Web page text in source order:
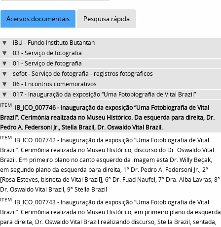
Acervos documentais Pesquisa rápida
IBU - Fundo Instituto Butantan
03 - Serviço de fotografia
01 - Serviço de fotografia
sefot - Serviço de fotografia - registros fotográficos
06 - Encontros comemorativos
017 - Inauguração da exposição “Uma Fotobiografia de Vital Brazil”
ITEM IB_ICO_007746 - Inauguração da exposição “Uma Fotobiografia de Vital
Brazil”. Cerimônia realizada no Museu Histórico. Da esquerda para direita, Dr.
Pedro A. Federsoni Jr., Stella Brazil, Dr. Oswaldo Vital Brazil.
ITEM IB_ICO_007742 - Inauguração da exposição “Uma Fotobiografia de Vital
Brazil”. Cerimônia realizada no Museu Histórico, discurso do Dr. Oswaldo Vital
Brazil. Em primeiro plano no canto esquerdo da imagem está Dr. Willy Beçak,
em segundo plano da esquerda para direita, 1º Dr. Pedro A. Federsoni Jr., 2º
[Rosa Esteves, bisneta de Vital Brazil], 6º Dr. Fuad Naufel, 7º Dra. Alba Lavras, 8º
Dr. Oswaldo Vital Brazil, 9º Stella Brazil
ITEM IB_ICO_007743 - Inauguração da exposição “Uma Fotobiografia de Vital
Brazil”. Cerimônia realizada no Museu Histórico, em primeiro plano da esquerda
para direita, Dr. Oswaldo Vital Brazil realizando discurso, Stella Brazil, sentada,